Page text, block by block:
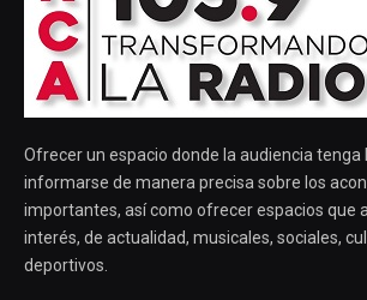
Ofrecer un espacio donde la audiencia tenga
informarse de manera precisa sobre los
importantes, así como ofrecer espacios que
interés, de actualidad, musicales, sociales,
deportivos.